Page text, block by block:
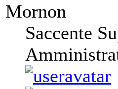
Mornon
Saccente